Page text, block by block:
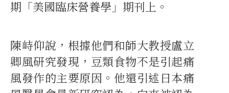
期「美國臨床營養學」期刊上。
陳峙仰說，根據他們和師大教授盧立
卿風研究發現，豆類食物不是引起痛
風發作的主要原因。他還引述日本痛